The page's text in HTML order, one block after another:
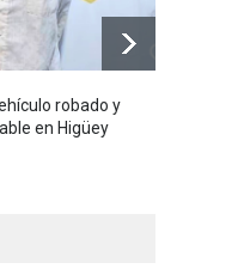
robado y
en Higüey